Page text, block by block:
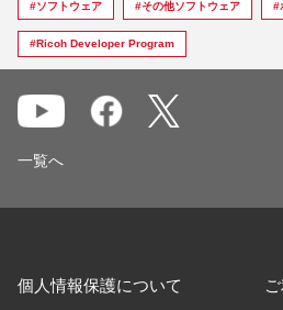
#ソフトウェア #その他ソフトウェア #
#Ricoh Developer Program
一覧へ
個人情報保護について